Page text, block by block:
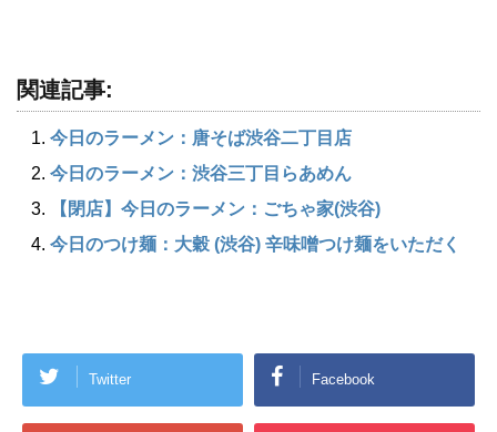
関連記事:
今日のラーメン：唐そば渋谷二丁目店
今日のラーメン：渋谷三丁目らあめん
【閉店】今日のラーメン：ごちゃ家(渋谷)
今日のつけ麺：大穀 (渋谷) 辛味噌つけ麺をいただく
Twitter Facebook